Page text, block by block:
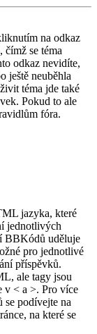
na odkaz
čímž se téma
odkaz nevidíte,
ještě neuběhla
téma jde také
Pokud to ale
fóra.
jazyka, které
jednotlivých
BBKódů uděluje
pro jednotlivé
příspěvků.
ale tagy jsou
v < a >. Pro více
podívejte na
na které se